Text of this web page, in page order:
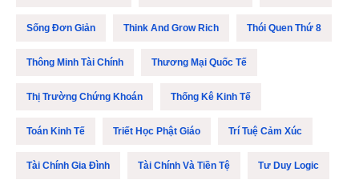
Sống Đơn Giản Think And Grow Rich Thói Quen Thứ 8
Thông Minh Tài Chính Thương Mại Quốc Tế
Thị Trường Chứng Khoán Thống Kê Kinh Tế
Toán Kinh Tế Triết Học Phật Giáo Trí Tuệ Cảm Xúc
Tài Chính Gia Đình Tài Chính Và Tiền Tệ Tư Duy Logic